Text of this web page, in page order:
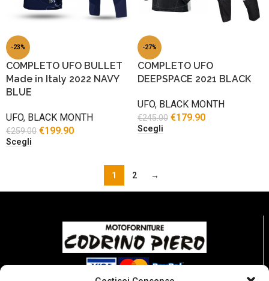
-23%
COMPLETO UFO BULLET
Made in Italy 2022 NAVY
BLUE
UFO, BLACK MONTH
€259.00 €199.90
Scegli
-27%
COMPLETO UFO
DEEPSPACE 2021 BLACK
UFO, BLACK MONTH
€245.00 €179.90
Scegli
1 2 →